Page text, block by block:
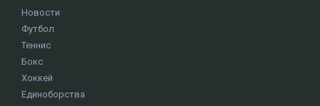
Новости
Футбол
Теннис
Бокс
Хоккей
Единоборства